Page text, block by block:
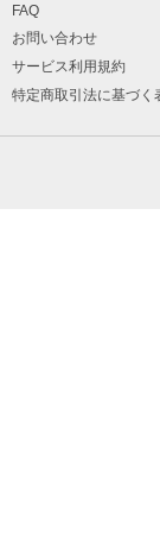
FAQ
お問い合わせ
サービス利用規約
特定商取引法に基づく